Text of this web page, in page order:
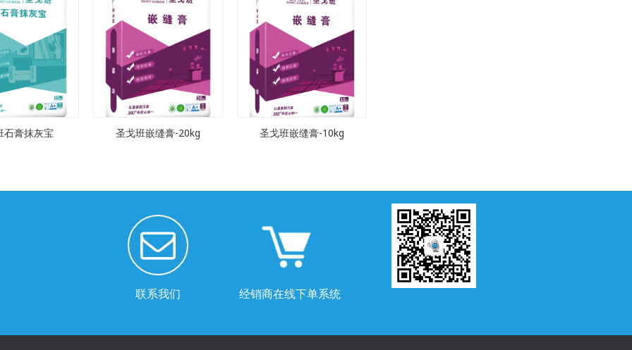
石膏抹灰宝 圣戈班嵌缝膏-20kg 圣戈班嵌缝膏-10kg
联系我们 经销商在线下单系统